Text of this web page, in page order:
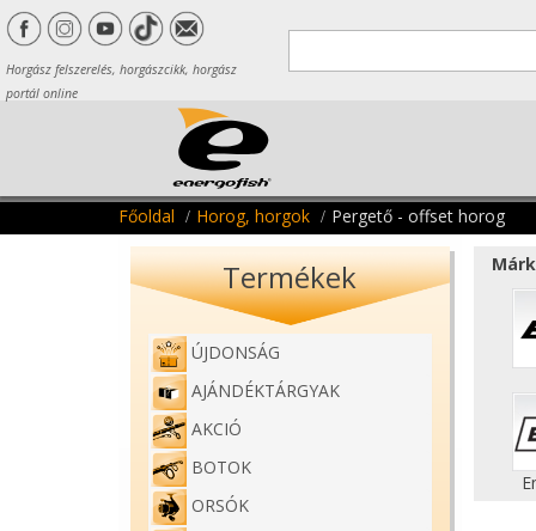
Horgász felszerelés, horgászcikk, horgász
portál online
Főoldal Horog, horgok Pergető - offset horog
Termékek
ÚJDONSÁG
AJÁNDÉKTÁRGYAK
AKCIÓ
BOTOK
ORSÓK